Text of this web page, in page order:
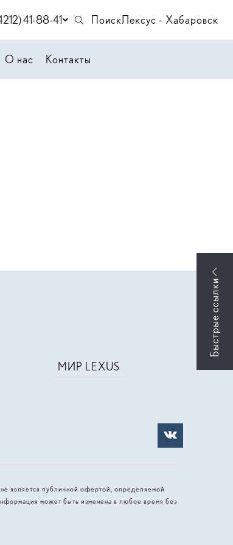
41-88-41 ПоискЛексус - Хабаровск
О нас Контакты
МИР LEXUS
является публичной офертой, определяемой
может быть изменена в любое время без